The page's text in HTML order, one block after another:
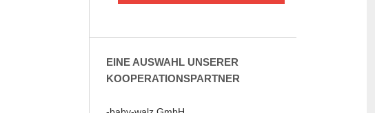
EINE AUSWAHL UNSERER
KOOPERATIONSPARTNER